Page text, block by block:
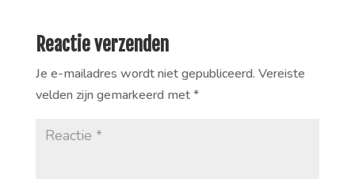
Reactie verzenden
Je e-mailadres wordt niet gepubliceerd. Vereiste
velden zijn gemarkeerd met*